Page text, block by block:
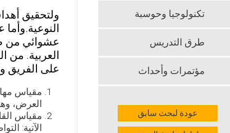
ولتحقيق
عشوائي من
العربية. من
على الفريق
مقياس
العرض،
مقياس
الآتية:
تكنولوجيا وحوسبة
طرق التدريس
مؤتمرات وأحداث
عودة لبحث سابق